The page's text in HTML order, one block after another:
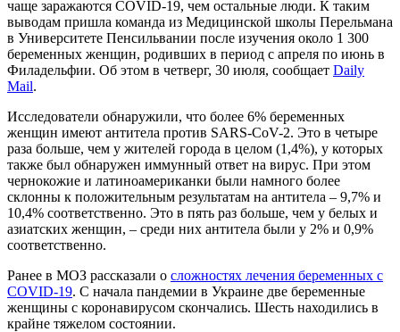
чаще заражаются COVID-19, чем остальные люди. К таким
выводам пришла команда из Медицинской школы Перельмана
в Университете Пенсильвании после изучения около 1 300
беременных женщин, родивших в период с апреля по июнь в
Филадельфии. Об этом в четверг, 30 июля, сообщает Daily
Mail.
Исследователи обнаружили, что более 6% беременных
женщин имеют антитела против SARS-CoV-2. Это в четыре
раза больше, чем у жителей города в целом (1,4%), у которых
также был обнаружен иммунный ответ на вирус. При этом
чернокожие и латиноамериканки были намного более
склонны к положительным результатам на антитела – 9,7% и
10,4% соответственно. Это в пять раз больше, чем у белых и
азиатских женщин, – среди них антитела были у 2% и 0,9%
соответственно.
Ранее в МОЗ рассказали о сложностях лечения беременных с
COVID-19. С начала пандемии в Украине две беременные
женщины с коронавирусом скончались. Шесть находились в
крайне тяжелом состоянии.